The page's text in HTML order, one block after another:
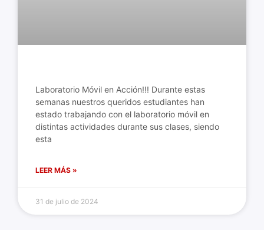
Laboratorio Móvil en Acción!!! Durante estas
semanas nuestros queridos estudiantes han
estado trabajando con el laboratorio móvil en
distintas actividades durante sus clases, siendo
esta
LEER MÁS »
31 de julio de 2024